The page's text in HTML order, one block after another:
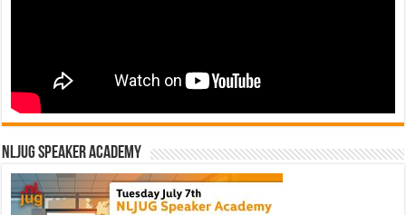
NLJUG Speaker Academy